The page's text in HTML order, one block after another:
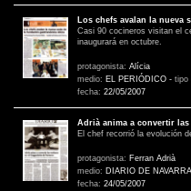
Los chefs avalan la
Casi 90 cocineros visitan el
inaugurará en octubre.
protagonista: Alícia
medio: EL PERIÓDICO - tipo
fecha: 22/05/2007
Adrià anima a convertir las
El chef recorrió la evolución
protagonista: Ferran Adrià
medio: DIARIO DE NAVARRA
fecha: 24/05/2007